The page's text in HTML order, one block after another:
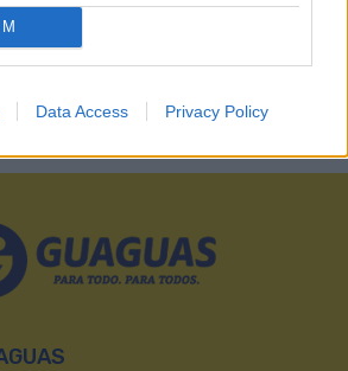
Data Access Privacy Policy
en cualquiera de nuestras oficinas
le atenderemos en nuestras